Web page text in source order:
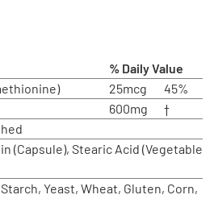
% Daily Value
25mcg
45%
600mg
†
(Capsule), Stearic Acid (Vegetable
Yeast, Wheat, Gluten, Corn,